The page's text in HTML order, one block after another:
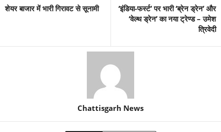
शेयर बाजार में भारी गिरावट से सूनामी
‘इंडिया-फर्स्ट’ पर भारी ‘ब्रेन ड्रेन’ और
‘वेल्थ ड्रेन’ का नया ट्रेण्ड – उमेश
त्रिवेदी
Chattisgarh News